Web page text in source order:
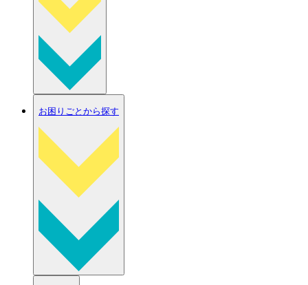
お困りごとから探す